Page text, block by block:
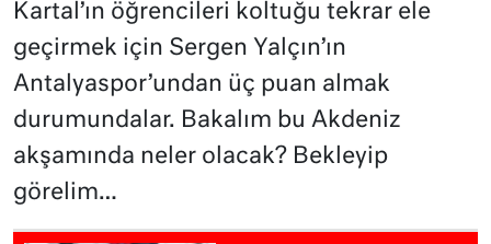
Kartal’ın öğrencileri koltuğu tekrar ele
geçirmek için Sergen Yalçın’ın
Antalyaspor’undan üç puan almak
durumundalar. Bakalım bu Akdeniz
akşamında neler olacak? Bekleyip
görelim…